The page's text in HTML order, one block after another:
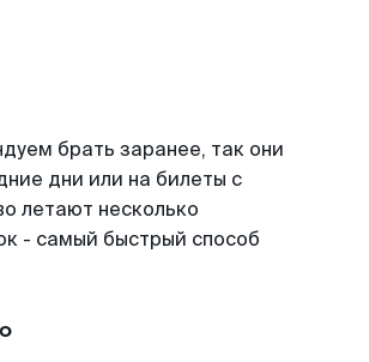
брать заранее, так они
дни или на билеты с
летают несколько
- самый быстрый способ